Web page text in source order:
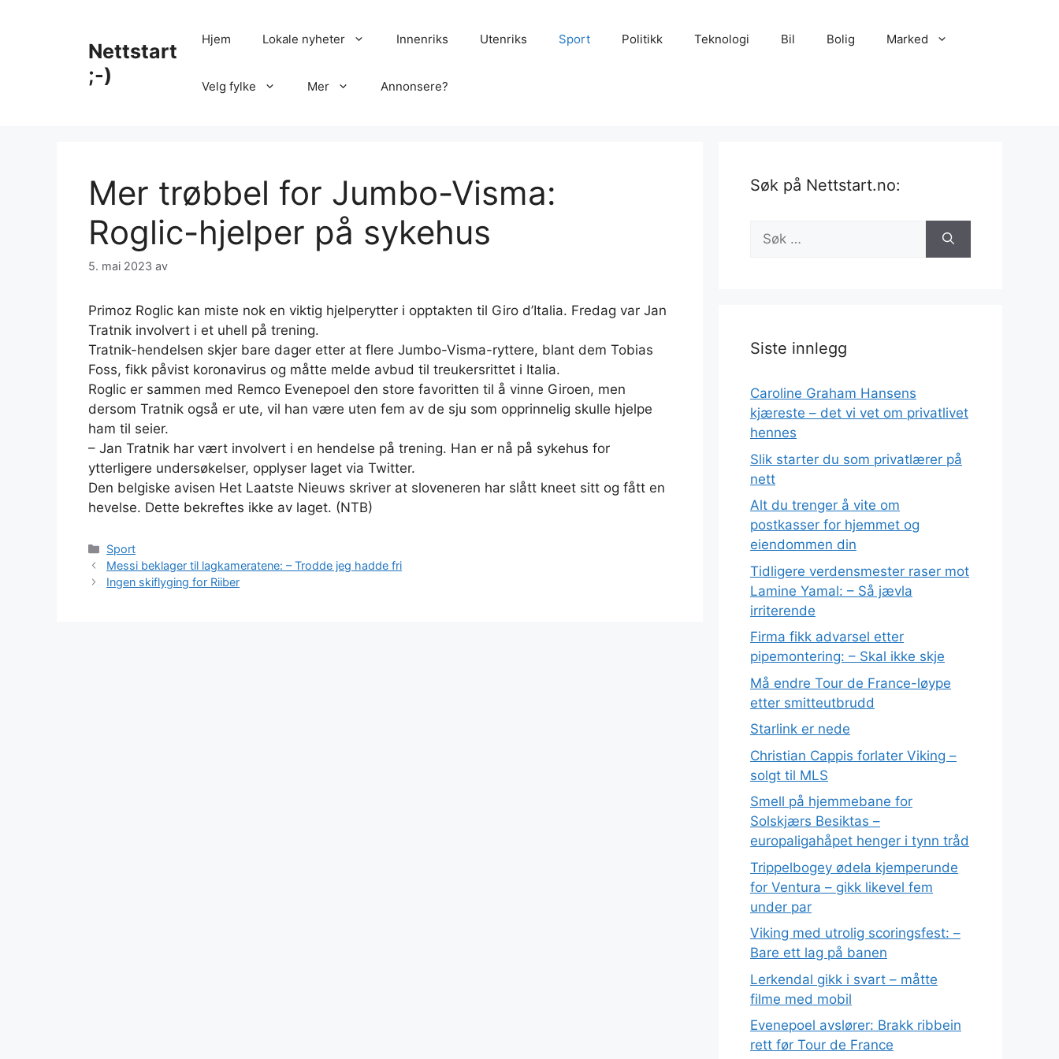
Nettstart
;-)
Hjem Lokale nyheter Innenriks Utenriks Sport Politikk Teknologi Bil Bolig Marked
Velg fylke Mer Annonsere?
Mer trøbbel for Jumbo-Visma:
Roglic-hjelper på sykehus
5. mai 2023 av
Primoz Roglic kan miste nok en viktig hjelperytter i opptakten til Giro d’Italia. Fredag var Jan
Tratnik involvert i et uhell på trening.
Tratnik-hendelsen skjer bare dager etter at flere Jumbo-Visma-ryttere, blant dem Tobias
Foss, fikk påvist koronavirus og måtte melde avbud til treukersrittet i Italia.
Roglic er sammen med Remco Evenepoel den store favoritten til å vinne Giroen, men
dersom Tratnik også er ute, vil han være uten fem av de sju som opprinnelig skulle hjelpe
ham til seier.
– Jan Tratnik har vært involvert i en hendelse på trening. Han er nå på sykehus for
ytterligere undersøkelser, opplyser laget via Twitter.
Den belgiske avisen Het Laatste Nieuws skriver at sloveneren har slått kneet sitt og fått en
hevelse. Dette bekreftes ikke av laget. (NTB)
Kategorier
Sport
Messi beklager til lagkameratene: – Trodde jeg hadde fri
Ingen skiflyging for Riiber
Søk på Nettstart.no:
Søk
etter:
Siste innlegg
Caroline Graham Hansens
kjæreste – det vi vet om privatlivet
hennes
Slik starter du som privatlærer på
nett
Alt du trenger å vite om
postkasser for hjemmet og
eiendommen din
Tidligere verdensmester raser mot
Lamine Yamal: – Så jævla
irriterende
Firma fikk advarsel etter
pipemontering: – Skal ikke skje
Må endre Tour de France-løype
etter smitteutbrudd
Starlink er nede
Christian Cappis forlater Viking –
solgt til MLS
Smell på hjemmebane for
Solskjærs Besiktas –
europaligahåpet henger i tynn tråd
Trippelbogey ødela kjemperunde
for Ventura – gikk likevel fem
under par
Viking med utrolig scoringsfest: –
Bare ett lag på banen
Lerkendal gikk i svart – måtte
filme med mobil
Evenepoel avslører: Brakk ribbein
rett før Tour de France